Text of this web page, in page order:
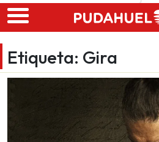
Skip to main content
Etiqueta: Gira